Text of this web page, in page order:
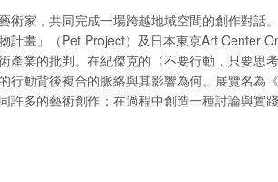
家，共同完成一場跨越地域空間的創作對話。
計畫」（Pet Project）及日本東京Art Center
業的批判。在紀傑克的〈不要行動，只要思
行動背後複合的脈絡與其影響為何。展覽名為
多的藝術創作：在過程中創造一種討論與實